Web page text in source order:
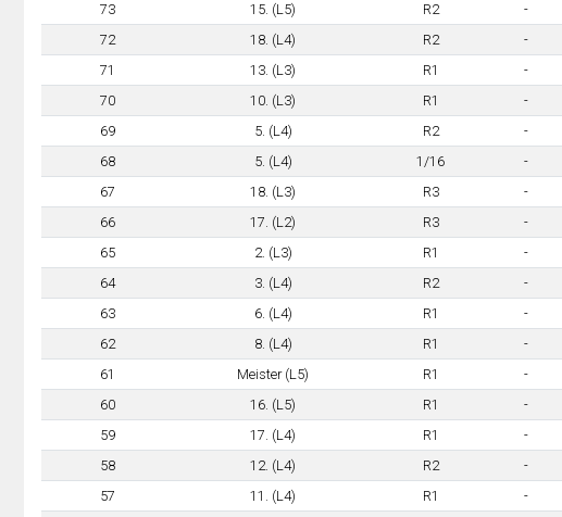
73
15. (L5) R2 -
72
18. (L4) R2 -
71
13. (L3) R1 -
70
10. (L3) R1 -
69
5. (L4) R2 -
68
5. (L4) 1/16 -
67
18. (L3) R3 -
66
17. (L2) R3 -
65
2. (L3) R1 -
64
3. (L4) R2 -
63
6. (L4) R1 -
62
8. (L4) R1 -
61
Meister (L5) R1 -
60
16. (L5) R1 -
59
17. (L4) R1 -
58
12. (L4) R2 -
57
11. (L4) R1 -